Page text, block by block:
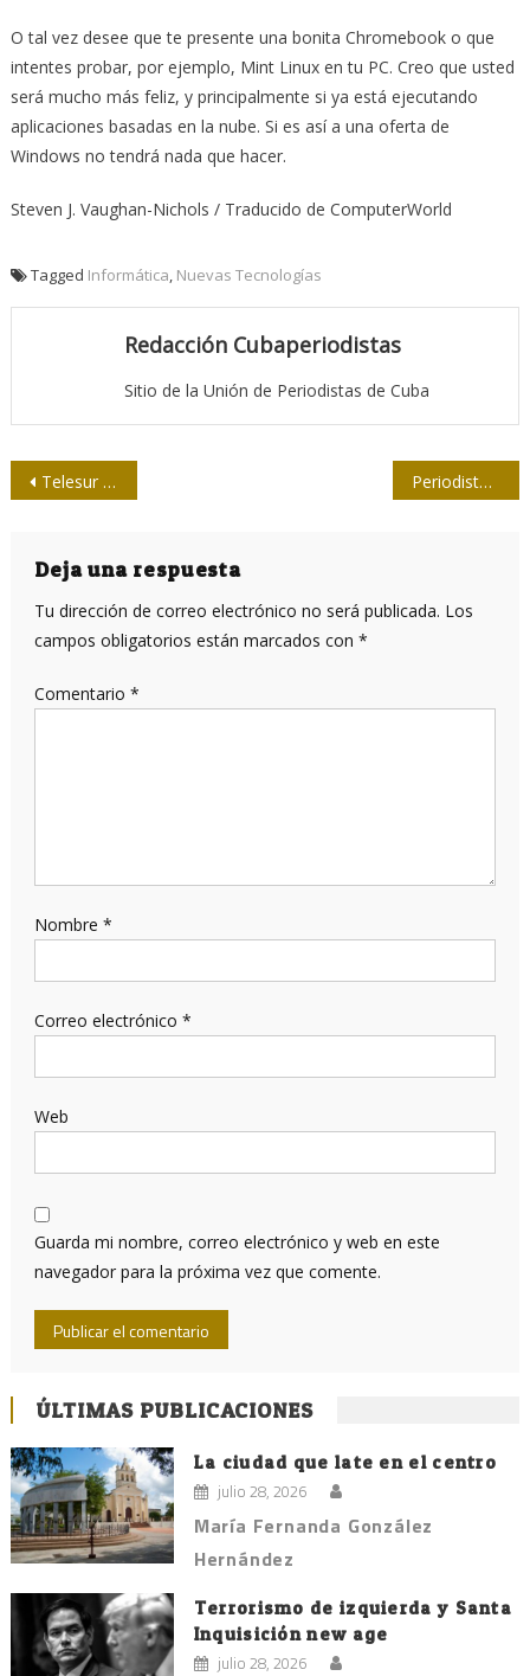
O tal vez desee que te presente una bonita Chromebook o que
intentes probar, por ejemplo, Mint Linux en tu PC. Creo que usted
será mucho más feliz, y principalmente si ya está ejecutando
aplicaciones basadas en la nube. Si es así a una oferta de
Windows no tendrá nada que hacer.
Steven J. Vaughan-Nichols / Traducido de ComputerWorld
Tagged Informática, Nuevas Tecnologías
Redacción Cubaperiodistas
Sitio de la Unión de Periodistas de Cuba
Navegación
entradas
Telesur de aniversario y saltando a Alta Definición Periodistas avileños por el 26 de Julio
Deja una respuesta
Tu dirección de correo electrónico no será publicada. Los
campos obligatorios están marcados con *
Comentario *
Nombre *
Correo electrónico *
Web
Guarda mi nombre, correo electrónico y web en este
navegador para la próxima vez que comente.
ÚLTIMAS PUBLICACIONES
La ciudad que late en el centro
julio 28, 2026
María Fernanda González
Hernández
Terrorismo de izquierda y Santa
Inquisición new age
julio 28, 2026